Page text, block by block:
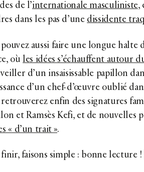
de l’internationale masculiniste,
dans les pas d’une dissidente
pouvez aussi faire une longue
où les idées s’échauffent autour
d’un insaisissable papillon
d’un chef-d’œuvre oublié
retrouverez enfin des signatures
et Ramsès Kefi, et de nouvelles
« d’un trait ».
faisons simple : bonne lecture !